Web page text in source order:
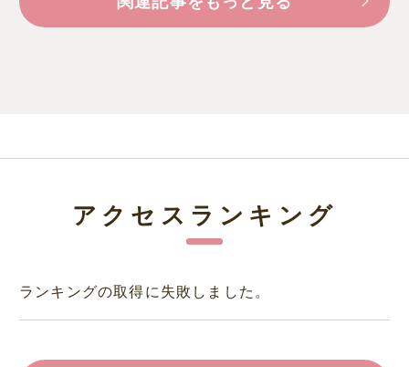
アクセスランキング
ランキングの取得に失敗しました。